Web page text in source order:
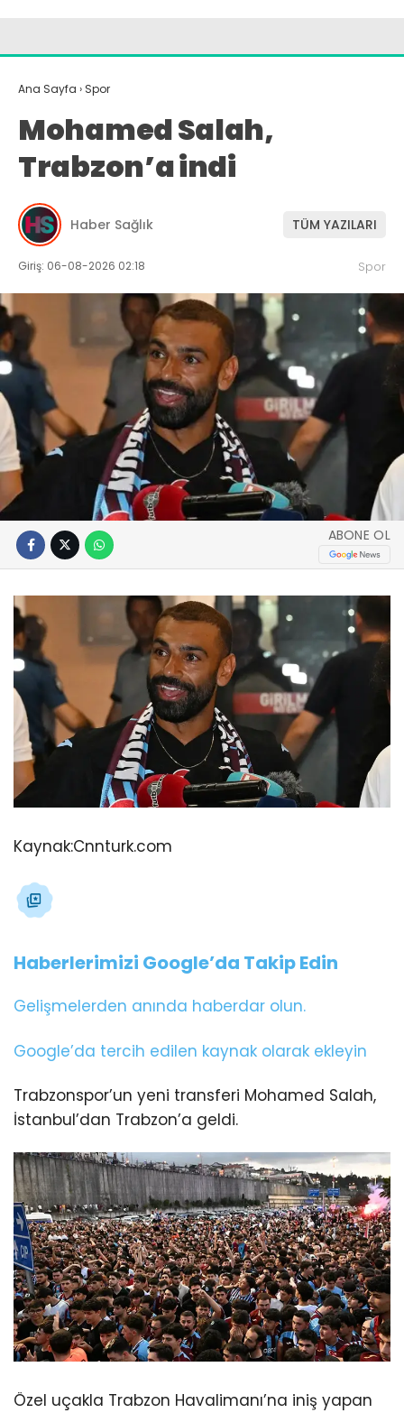
Ana Sayfa › Spor
Mohamed Salah,
Trabzon’a indi
Haber Sağlık TÜM YAZILARI
Giriş: 06-08-2026 02:18 Spor
ABONE OL
Kaynak:Cnnturk.com
Haberlerimizi Google’da Takip Edin
Gelişmelerden anında haberdar olun.
Google’da tercih edilen kaynak olarak ekleyin
Trabzonspor’un yeni transferi Mohamed Salah,
İstanbul’dan Trabzon’a geldi.
Özel uçakla Trabzon Havalimanı’na iniş yapan